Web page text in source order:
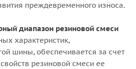
преждевременного износа.
диапазон резиновой смеси
характеристик,
шины, обеспечивается за счет
резиновой смеси ее